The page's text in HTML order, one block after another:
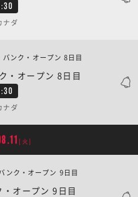
ナダ
・オープン 8日目
ク・オープン 8日目
ナダ
[火]
オープン 9日目
ク・オープン 9日目